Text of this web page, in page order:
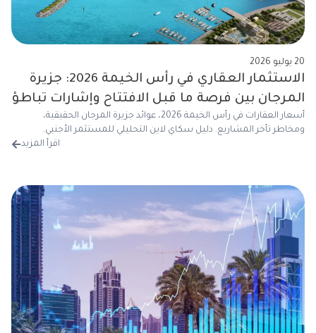
20 يوليو 2026
الاستثمار العقاري في رأس الخيمة 2026: جزيرة
المرجان بين فرصة ما قبل الافتتاح وإشارات تباطؤ
السوق
أسعار العقارات في رأس الخيمة 2026، عوائد جزيرة المرجان الحقيقية،
ومخاطر تأخر المشاريع. دليل سكاي لاين التحليلي للمستثمر الأجنبي.
اقرأ المزيد